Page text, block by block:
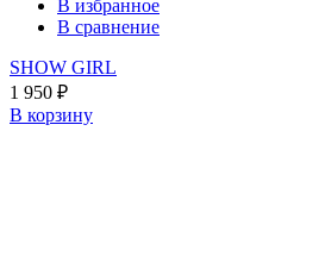
В избранное
В сравнение
SHOW GIRL
1 950 ₽
В корзину